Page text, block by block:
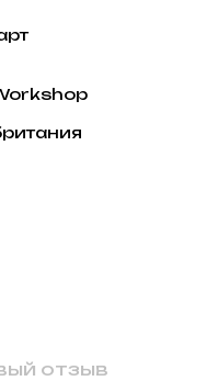
отзыв